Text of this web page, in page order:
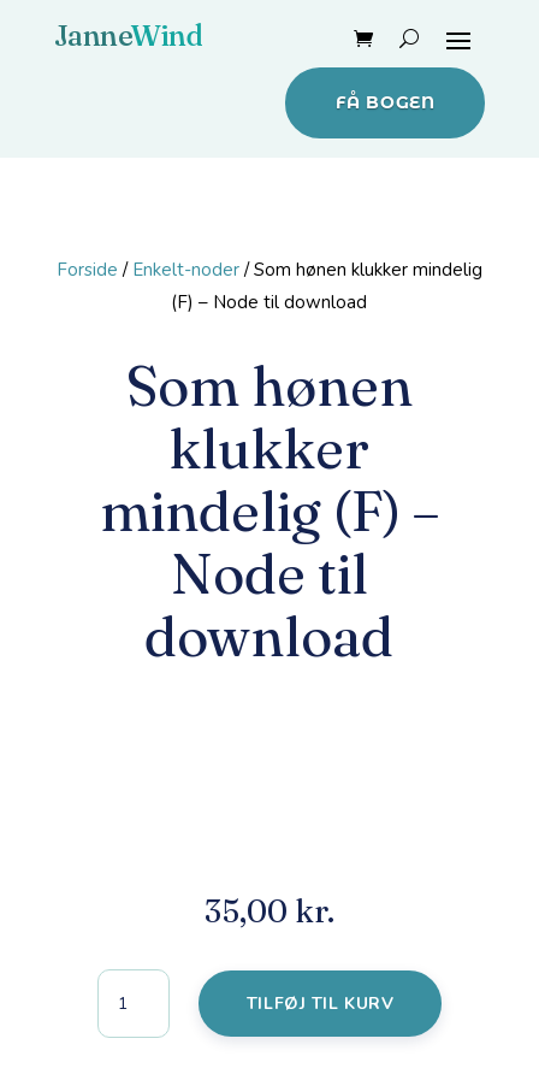
FÅ BOGEN
Forside / Enkelt-noder/ Som hønen klukker mindelig
(F) – Node til download
Som hønen
klukker
mindelig (F) –
Node til
download
35,00 kr.
Som
hønen
TILFØJ TIL KURV